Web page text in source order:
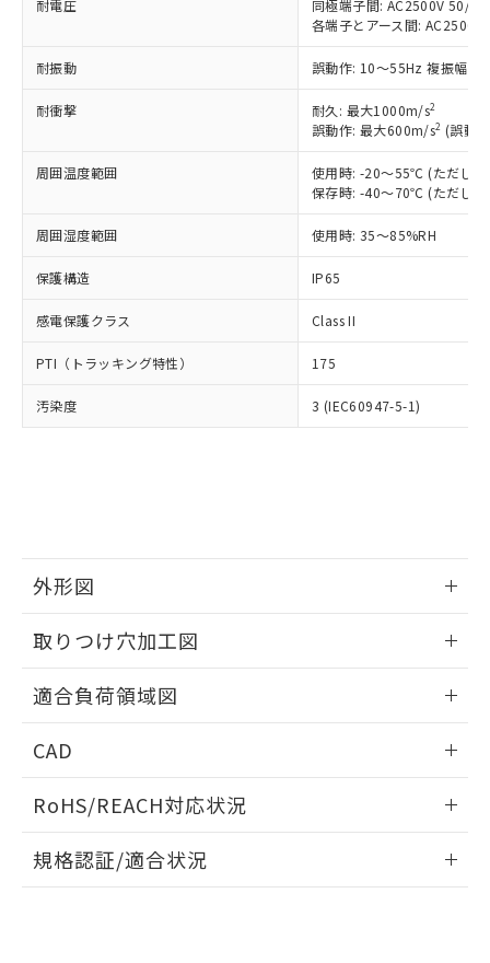
耐電圧
同極端子間: AC2500V 50/
各端子とアース間:
耐振動 誤動作: 10～55Hz 複振幅
耐衝撃 耐久: 最大1000m/s2
誤動作: 最大600m/s2 (誤動
周囲温度範囲
使用時: -20～55℃ (ただし、
保存時: -40～70℃ (ただし、
周囲湿度範囲 使用時: 35～85%RH
保護構造 IP65
感電保護クラス Class II
PTI（トラッキング特性） 175
汚染度 3 (IEC60947-5-1)
外形図
取りつけ穴加工図
適合負荷領域図
CAD
ドすることができます。
ログイン/会員登録
RoHS/REACH対応状況
EU RoHS 注意事項・凡例
規格認証/適合状況
覧された時点での実際の在庫および標
準価格とは異なる場合があることをご
正式な納期状況および標準価格はお客
様のお取引先、またはお客様担当のオ
ムロン制御機器販売店・当社販売員に
オムロン制御機器販売店や当社販売拠
」をご確認
在庫状況および標準価格結果を当社の
事前の承諾なく第三者に漏洩または開
示しないようお願いします。
マイパーツ機能（部品リスト作成サー
ビス）をご利用いただくには、I-Web
メンバーズにご登録されている必要が
あります。
お客様が当ウェブサイト上で当社にご
登録された部品リストについて、当社
の共同利用に関して"
の「1.共同利
六価クロム(Cr(Ⅵ)) 1000ppm以下、ポリ臭化ビフェニル
ル) (DEHP)(別名：DOP) 1000ppm以下、フタル酸ブチ
ルベンジル（BBP） 1000ppm以下、フタル酸ジブチル
（DBP） 1000ppm以下、フタル酸ジイソブチル
但し、RoHS指令で産業用監視および制御機器に対する
フタル酸エステル類の４物質については閾値を超える意
図的な使用がないことを確認しています。
部品在庫の切り替え状況などにより、予定
月が前後することがあります。
※3 非含有証明書ダウンロード
※本証明書は発行日時点で非含有を証明す
るもので、過去に遡って非含有を証明する
ものではありません。
また、RoHS指令のフタル酸エステル類４
物質の対応では、対応完了までの期間は出
荷製品に未対応品が混在することから備考
欄に対応日を記載しておりました。
り、2022年1月12日より割愛しておりま
す。
Pb(鉛) :1000ppm、 Hg(水銀) : 1000ppm、 Cd(カドミウ
Cr(Ⅵ)(六価クロム) : 1000ppm、 PBBs(ポリ臭化ビフェ
ニル類) : 1000ppm、 PBDEs(ポリ臭化ジフェニルエーテ
DBP(フタル酸ジブチル) : 1000ppm、 DIBP(フタル酸ジ
イソブチル) : 1000ppm、 BBP(フタル酸ブチルベンジ
DEHP(フタル酸ビス(2-エチルヘキシル)) : 1000ppm
「ｅ」：有害物質（10物質）のすべてが基
準値以下であることを示します。
「10」：通常の使用状況下において有害物
質が外部に漏えいし、環境に深刻な影響を
及ぼさない年数を意味します。
「－」：未確認です。当社販売部門へお問
可)を取得するなどの必要な手続きを
当社は規制貨物を破棄する場合は、完
全に破砕するなど、違法に輸出されな
いよう必要な手段を講じます。
当社は貴社製品を、核兵器、ミサイ
ル、化学兵器、生物兵器またはその他
武器並びにこれらの製造装置等に一切
当社は、貴社製品を第三者に販売する
場合は、上記1、2および3の内容を当
該第三者に通知します。また当社は、
販売先および販売に係わる関係者が違
法に輸出するおそれがある場合は、取
り引きをいたしません。
一定数以上の在庫あり
一定数には満たないが在庫あり
－
在庫なし(最新の在庫状況につ
いては、お客様のお取引先、ま
たはお客様担当のオムロン制御
機器販売店・当社販売員にご確
白
受注生産機種、また在庫状況の
情報を公開していない機種